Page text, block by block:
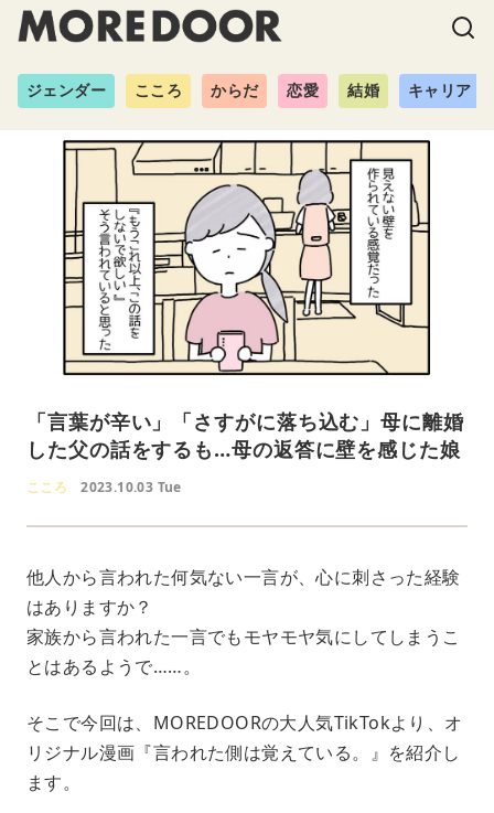
ジェンダー こころ からだ 恋愛 結婚 キャリア
「言葉が辛い」「さすがに落ち込む」母に離婚
した父の話をするも…母の返答に壁を感じた娘
こころ 2023.10.03 Tue
他人から言われた何気ない一言が、心に刺さった経験
はありますか？
家族から言われた一言でもモヤモヤ気にしてしまうこ
とはあるようで……。
そこで今回は、MOREDOORの大人気TikTokより、オ
リジナル漫画『言われた側は覚えている。』を紹介し
ます。